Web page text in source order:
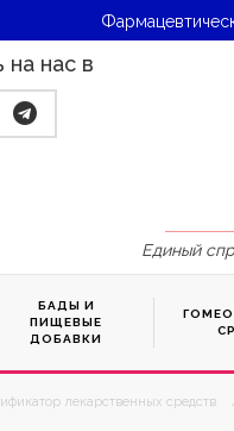
на нас в
Единый
БАДЫ И
ПИЩЕВЫЕ
ДОБАВКИ
лекарственных средств